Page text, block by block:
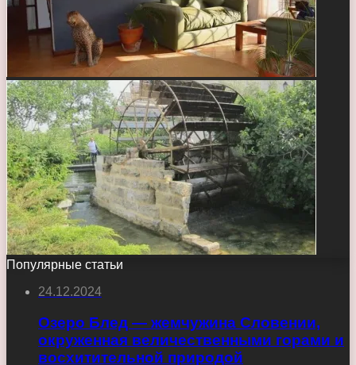
Популярные статьи
24.12.2024
Озеро Блед — жемчужина Словении,
окруженная величественными горами и
восхитительной природой